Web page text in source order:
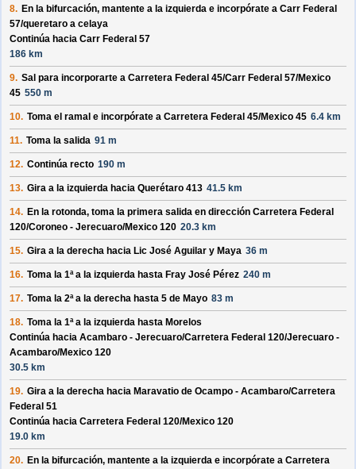
8. En la bifurcación, mantente a la izquierda e incorpórate a Carr Federal
57/queretaro a celaya
Continúa hacia Carr Federal 57
186 km
9. Sal para incorporarte a Carretera Federal 45/Carr Federal 57/Mexico
45 550 m
10. Toma el ramal e incorpórate a Carretera Federal 45/Mexico 45 6.4 km
11. Toma la salida 91 m
12. Continúa recto 190 m
13. Gira a la izquierda hacia Querétaro 413 41.5 km
14. En la rotonda, toma la primera salida en dirección Carretera Federal
120/Coroneo - Jerecuaro/Mexico 120 20.3 km
15. Gira a la derecha hacia Lic José Aguilar y Maya 36 m
16. Toma la 1ª a la izquierda hasta Fray José Pérez 240 m
17. Toma la 2ª a la derecha hasta 5 de Mayo 83 m
18. Toma la 1ª a la izquierda hasta Morelos
Continúa hacia Acambaro - Jerecuaro/Carretera Federal 120/Jerecuaro -
Acambaro/Mexico 120
30.5 km
19. Gira a la derecha hacia Maravatio de Ocampo - Acambaro/Carretera
Federal 51
Continúa hacia Carretera Federal 120/Mexico 120
19.0 km
20. En la bifurcación, mantente a la izquierda e incorpórate a Carretera